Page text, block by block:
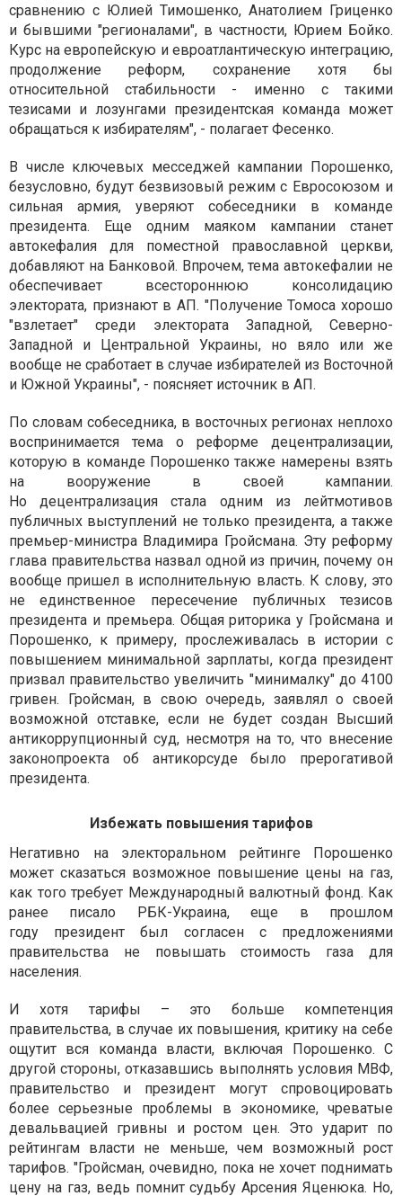
сравнению с Юлией Тимошенко, Анатолием Гриценко
и бывшими "регионалами", в частности, Юрием Бойко.
Курс на европейскую и евроатлантическую интеграцию,
продолжение реформ, сохранение хотя бы
относительной стабильности - именно с такими
тезисами и лозунгами президентская команда может
обращаться к избирателям", - полагает Фесенко.
В числе ключевых месседжей кампании Порошенко,
безусловно, будут безвизовый режим с Евросоюзом и
сильная армия, уверяют собеседники в команде
президента. Еще одним маяком кампании станет
автокефалия для поместной православной церкви,
добавляют на Банковой. Впрочем, тема автокефалии не
обеспечивает всестороннюю консолидацию
электората, признают в АП. "Получение Томоса хорошо
"взлетает" среди электората Западной, Северно-
Западной и Центральной Украины, но вяло или же
вообще не сработает в случае избирателей из Восточной
и Южной Украины", - поясняет источник в АП.
По словам собеседника, в восточных регионах неплохо
воспринимается тема о реформе децентрализации,
которую в команде Порошенко также намерены взять
на вооружение в своей кампании.
Но децентрализация стала одним из лейтмотивов
публичных выступлений не только президента, а также
премьер-министра Владимира Гройсмана. Эту реформу
глава правительства назвал одной из причин, почему он
вообще пришел в исполнительную власть. К слову, это
не единственное пересечение публичных тезисов
президента и премьера. Общая риторика у Гройсмана и
Порошенко, к примеру, прослеживалась в истории с
повышением минимальной зарплаты, когда президент
призвал правительство увеличить "минималку" до 4100
гривен. Гройсман, в свою очередь, заявлял о своей
возможной отставке, если не будет создан Высший
антикоррупционный суд, несмотря на то, что внесение
законопроекта об антикорсуде было прерогативой
президента.
Избежать повышения тарифов
Негативно на электоральном рейтинге Порошенко
может сказаться возможное повышение цены на газ,
как того требует Международный валютный фонд. Как
ранее писало РБК-Украина, еще в прошлом
году президент был согласен с предложениями
правительства не повышать стоимость газа для
населения.
И хотя тарифы – это больше компетенция
правительства, в случае их повышения, критику на себе
ощутит вся команда власти, включая Порошенко. С
другой стороны, отказавшись выполнять условия МВФ,
правительство и президент могут спровоцировать
более серьезные проблемы в экономике, чреватые
девальвацией гривны и ростом цен. Это ударит по
рейтингам власти не меньше, чем возможный рост
тарифов. "Гройсман, очевидно, пока не хочет поднимать
цену на газ, ведь помнит судьбу Арсения Яценюка. Но,